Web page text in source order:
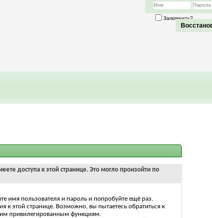
Запомнить?
доступа к этой странице. Это могло произойти по
имя пользователя и пароль и попробуйте ещё раз.
к этой странице. Возможно, вы пытаетесь обратиться к
привилегированным функциям.